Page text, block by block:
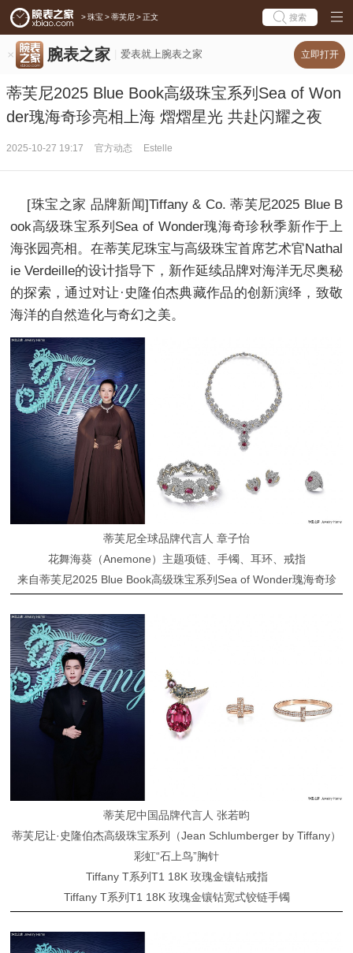
> 珠宝 > 蒂芙尼 > 正文 搜索
腕表之家 爱表就上腕表之家 立即打开
蒂芙尼2025 Blue Book高级珠宝系列Sea of Won
der瑰海奇珍亮相上海 熠熠星光 共赴闪耀之夜
2025-10-27 19:17 官方动态 Estelle
[珠宝之家 品牌新闻]Tiffany & Co. 蒂芙尼2025 Blue B
ook高级珠宝系列Sea of Wonder瑰海奇珍秋季新作于上
海张园亮相。在蒂芙尼珠宝与高级珠宝首席艺术官Nathal
ie Verdeille的设计指导下，新作延续品牌对海洋无尽奥秘
的探索，通过对让·史隆伯杰典藏作品的创新演绎，致敬
海洋的自然造化与奇幻之美。
蒂芙尼全球品牌代言人 章子怡
花舞海葵（Anemone）主题项链、手镯、耳环、戒指
来自蒂芙尼2025 Blue Book高级珠宝系列Sea of Wonder瑰海奇珍
蒂芙尼中国品牌代言人 张若昀
蒂芙尼让·史隆伯杰高级珠宝系列（Jean Schlumberger by Tiffany）
彩虹“石上鸟”胸针
Tiffany T系列T1 18K 玫瑰金镶钻戒指
Tiffany T系列T1 18K 玫瑰金镶钻宽式铰链手镯